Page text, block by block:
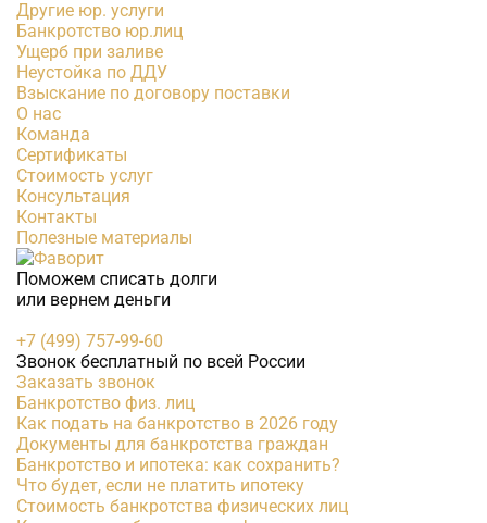
Другие юр. услуги
Банкротство юр.лиц
Ущерб при заливе
Неустойка по ДДУ
Взыскание по договору поставки
О нас
Команда
Сертификаты
Стоимость услуг
Консультация
Контакты
Полезные материалы
Поможем списать долги
или вернем деньги
+7 (499) 757-99-60
Звонок бесплатный по всей России
Заказать звонок
Банкротство физ. лиц
Как подать на банкротство в 2026 году
Документы для банкротства граждан
Банкротство и ипотека: как сохранить?
Что будет, если не платить ипотеку
Стоимость банкротства физических лиц